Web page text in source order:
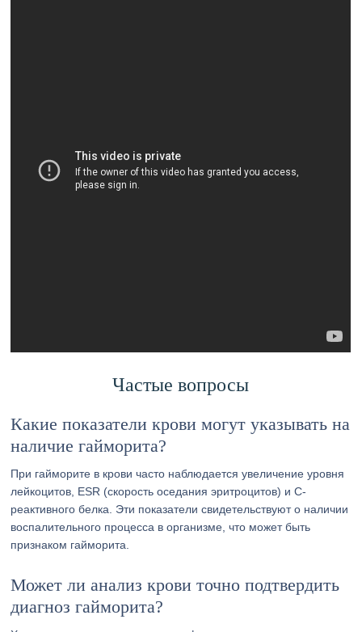
Частые вопросы
Какие показатели крови могут указывать на
наличие гайморита?
При гайморите в крови часто наблюдается увеличение уровня
лейкоцитов, ESR (скорость оседания эритроцитов) и С-
реактивного белка. Эти показатели свидетельствуют о наличии
воспалительного процесса в организме, что может быть
признаком гайморита.
Может ли анализ крови точно подтвердить
диагноз гайморита?